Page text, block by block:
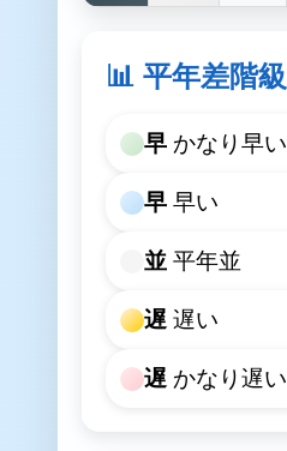
📊 平年差階級
早かなり早い
早早い
並平年並
遅遅い
遅かなり遅い